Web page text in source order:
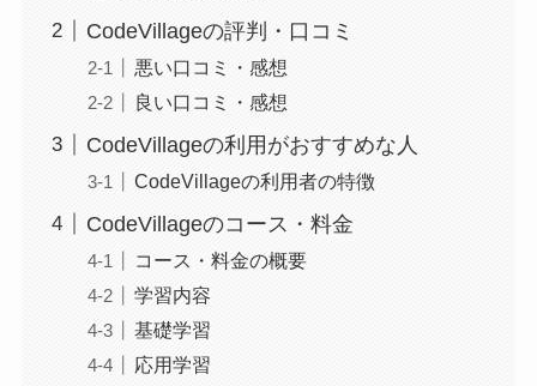
CodeVillageの評判・口コミ
悪い口コミ・感想
良い口コミ・感想
CodeVillageの利用がおすすめな人
CodeVillageの利用者の特徴
CodeVillageのコース・料金
コース・料金の概要
学習内容
基礎学習
応用学習